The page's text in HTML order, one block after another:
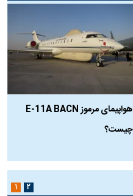
هواپیمای مرموز E-11A BACN
چیست؟
۱ ۲